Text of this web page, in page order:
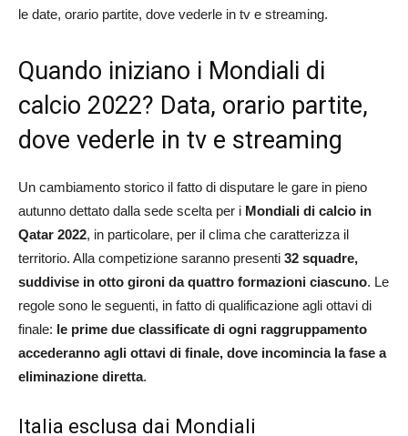
le date, orario partite, dove vederle in tv e streaming.
Quando iniziano i Mondiali di
calcio 2022? Data, orario partite,
dove vederle in tv e streaming
Un cambiamento storico il fatto di disputare le gare in pieno
autunno dettato dalla sede scelta per i Mondiali di calcio in
Qatar 2022, in particolare, per il clima che caratterizza il
territorio. Alla competizione saranno presenti 32 squadre,
suddivise in otto gironi da quattro formazioni ciascuno. Le
regole sono le seguenti, in fatto di qualificazione agli ottavi di
finale: le prime due classificate di ogni raggruppamento
accederanno agli ottavi di finale, dove incomincia la fase a
eliminazione diretta.
Italia esclusa dai Mondiali